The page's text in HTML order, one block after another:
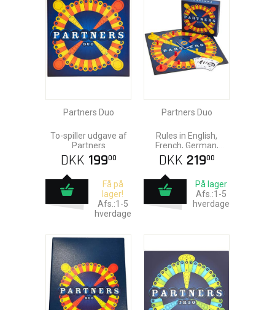
Partners Duo
To-spiller udgave af
Partners
DKK 19900
Få på
lager!
Afs.:1-5
hverdage
Partners Duo
Rules in English,
French, German,
Italian, and Spanish
DKK 21900
På lager
Afs.:1-5
hverdage